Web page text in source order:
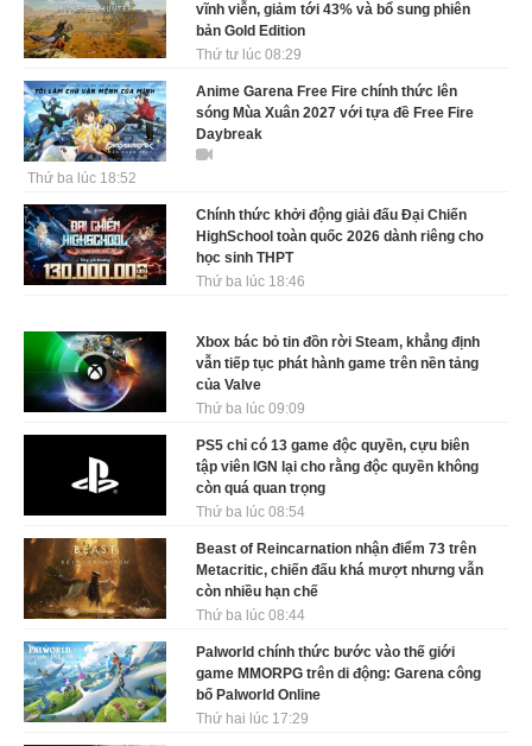
vĩnh viễn, giảm tới 43% và bổ sung phiên
bản Gold Edition
Thứ tư lúc 08:29
Anime Garena Free Fire chính thức lên
sóng Mùa Xuân 2027 với tựa đề Free Fire
Daybreak
Thứ ba lúc 18:52
Chính thức khởi động giải đấu Đại Chiến
HighSchool toàn quốc 2026 dành riêng cho
học sinh THPT
Thứ ba lúc 18:46
Xbox bác bỏ tin đồn rời Steam, khẳng định
vẫn tiếp tục phát hành game trên nền tảng
của Valve
Thứ ba lúc 09:09
PS5 chỉ có 13 game độc quyền, cựu biên
tập viên IGN lại cho rằng độc quyền không
còn quá quan trọng
Thứ ba lúc 08:54
Beast of Reincarnation nhận điểm 73 trên
Metacritic, chiến đấu khá mượt nhưng vẫn
còn nhiều hạn chế
Thứ ba lúc 08:44
Palworld chính thức bước vào thế giới
game MMORPG trên di động: Garena công
bố Palworld Online
Thứ hai lúc 17:29